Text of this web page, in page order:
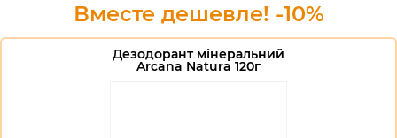
Вместе дешевле! -10%
Дезодорант мінеральний
Arcana Natura 120г